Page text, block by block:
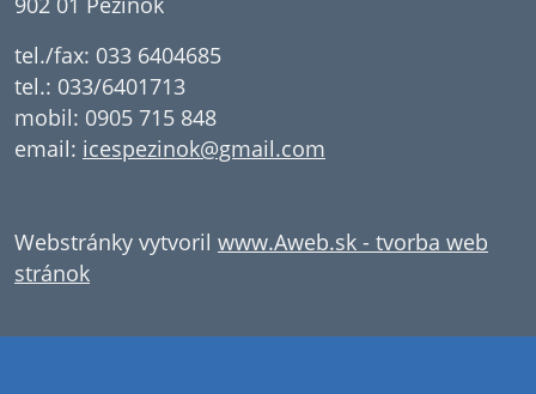
tel./fax: 033 6404685
tel.: 033/6401713
mobil: 0905 715 848
email: icespezinok@gmail.com
Webstránky vytvoril www.Aweb.sk - tvorba web
stránok